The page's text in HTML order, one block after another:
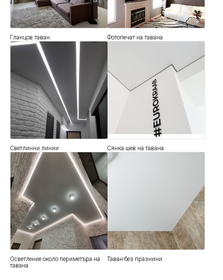
Гланцов таван Фотопечат на тавана
Светлинни линии Сянка шев на тавана
Осветление около периметъра на
тавана
Таван без празнини